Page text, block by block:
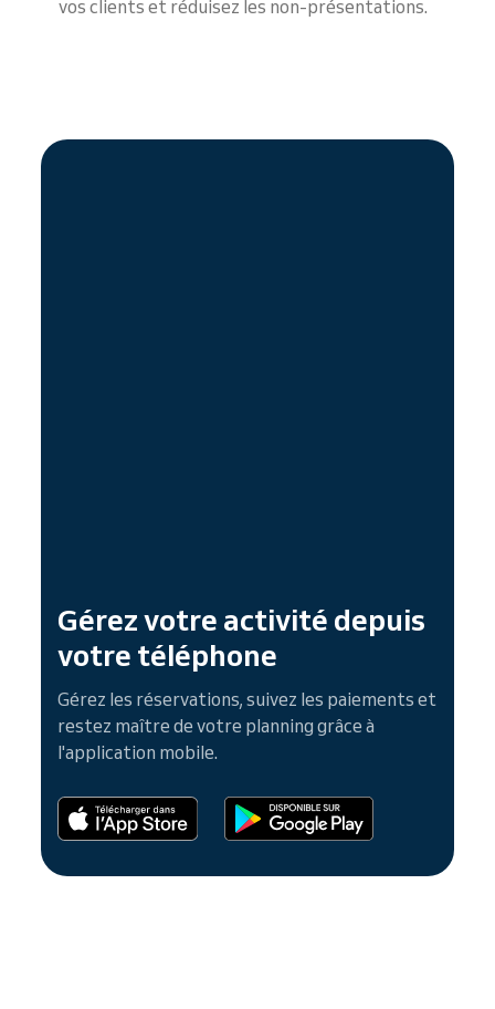
vos clients et réduisez les non-présentations.
Gérez votre activité depuis
votre téléphone
Gérez les réservations, suivez les paiements et
restez maître de votre planning grâce à
l'application mobile.